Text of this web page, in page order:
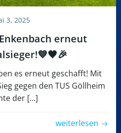
3, 2025
erneut
es erneut geschafft! Mit
gegen den TUS Göllheim
der […]
weiterlesen